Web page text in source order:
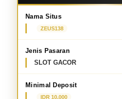
Nama Situs
ZEUS138
Jenis Pasaran
SLOT GACOR
Minimal Deposit
IDR 10,000